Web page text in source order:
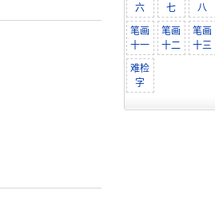
六
七
八
笔画
十一
笔画
十二
笔画
十三
难检
字